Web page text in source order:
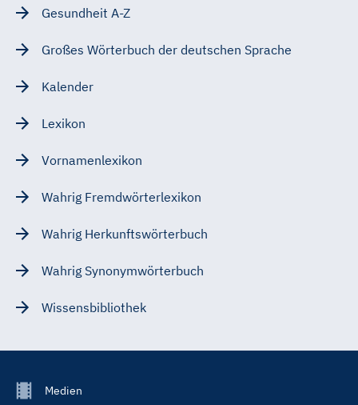
Gesundheit A-Z
Großes Wörterbuch der deutschen Sprache
Kalender
Lexikon
Vornamenlexikon
Wahrig Fremdwörterlexikon
Wahrig Herkunftswörterbuch
Wahrig Synonymwörterbuch
Wissensbibliothek
FooterMedien